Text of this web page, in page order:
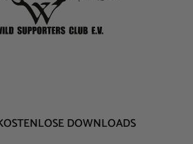
DOWNLOADS